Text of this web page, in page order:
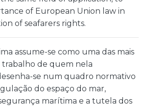
of European Union law in
of seafarers rights.
assume-se como uma das mais
trabalho de quem nela
se num quadro normativo
do espaço do mar,
marítima e a tutela dos